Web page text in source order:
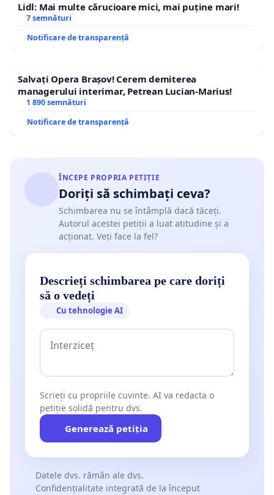
Lidl: Mai multe cărucioare mici, mai puține mari!
7 semnături
Notificare de transparență
Salvați Opera Brașov! Cerem demiterea
managerului interimar, Petrean Lucian-Marius!
1 890 semnături
Notificare de transparență
ÎNCEPE PROPRIA PETIȚIE
Doriți să schimbați ceva?
Schimbarea nu se întâmplă dacă tăceți.
Autorul acestei petiții a luat atitudine și a
acționat. Veți face la fel?
Descrieți schimbarea pe care doriți
să o vedeți
Cu tehnologie AI
Scrieți cu propriile cuvinte. AI va redacta o
petiție solidă pentru dvs.
Generează petiția
Datele dvs. rămân ale dvs.
Confidențialitate integrată de la început